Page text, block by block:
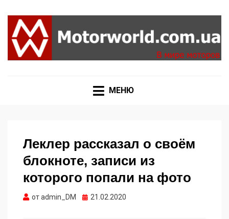
МЕНЮ
Леклер рассказал о своём
блокноте, записи из
которого попали на фото
отadmin_DM Опубликовано
21.02.2020